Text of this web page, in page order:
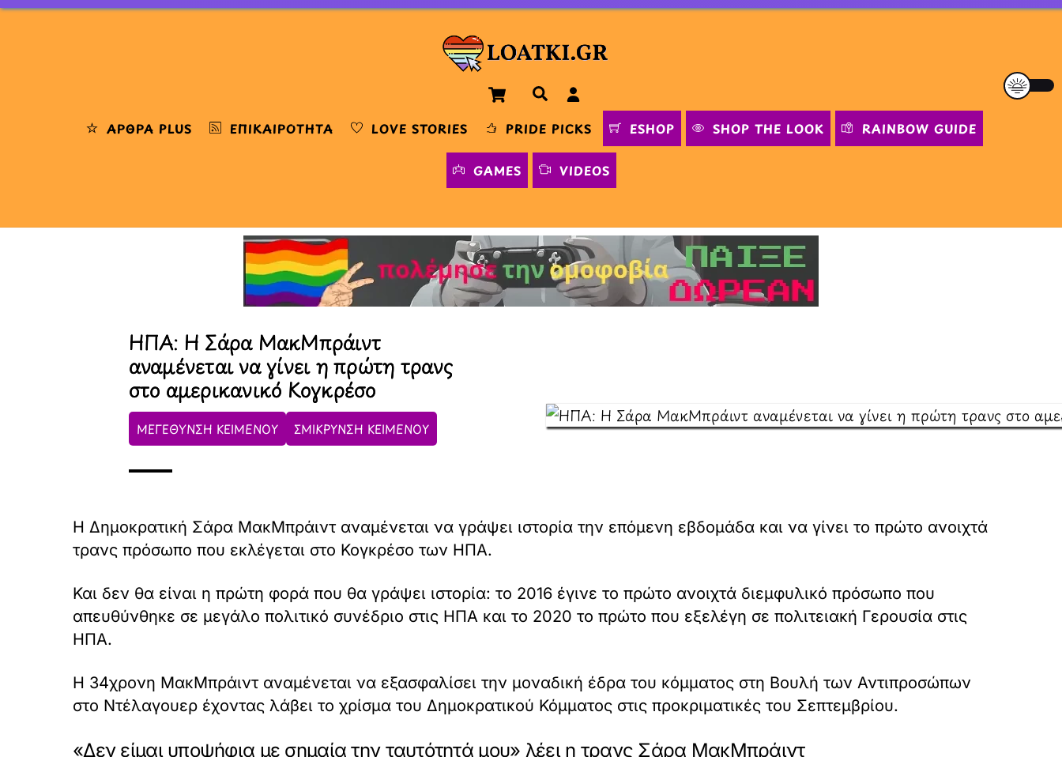
Skip
Cart Αναζήτηση
ΆΡΘΡΑ PLUS ΕΠΙΚΑΙΡΌΤΗΤΑ LOVE STORIES PRIDE PICKS ESHOP SHOP THE LOOK RAINBOW GUIDE
GAMES VIDEOS
ΗΠΑ: Η Σάρα ΜακΜπράιντ
αναμένεται να γίνει η πρώτη τρανς
στο αμερικανικό Κογκρέσο
ΜΕΓΕΘΥΝΣΗ ΚΕΙΜΕΝΟΥ ΣΜΙΚΡΥΝΣΗ ΚΕΙΜΕΝΟΥ
Η Δημοκρατική Σάρα ΜακΜπράιντ αναμένεται να γράψει ιστορία την επόμενη εβδομάδα και να γίνει το πρώτο ανοιχτά
τρανς πρόσωπο που εκλέγεται στο Κογκρέσο των ΗΠΑ.
Και δεν θα είναι η πρώτη φορά που θα γράψει ιστορία: το 2016 έγινε το πρώτο ανοιχτά διεμφυλικό πρόσωπο που
απευθύνθηκε σε μεγάλο πολιτικό συνέδριο στις ΗΠΑ και το 2020 το πρώτο που εξελέγη σε πολιτειακή Γερουσία στις
ΗΠΑ.
Η 34χρονη ΜακΜπράιντ αναμένεται να εξασφαλίσει την μοναδική έδρα του κόμματος στη Βουλή των Αντιπροσώπων
στο Ντέλαγουερ έχοντας λάβει το χρίσμα του Δημοκρατικού Κόμματος στις προκριματικές του Σεπτεμβρίου.
«Δεν είμαι υποψήφια με σημαία την ταυτότητά μου» λέει η τρανς Σάρα ΜακΜπράιντ